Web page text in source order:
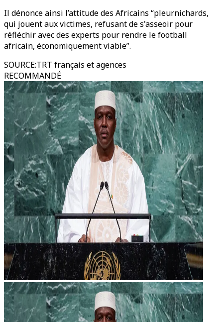
Il dénonce ainsi l’attitude des Africains “pleurnichards,
qui jouent aux victimes, refusant de s'asseoir pour
réfléchir avec des experts pour rendre le football
africain, économiquement viable”.
SOURCE:TRT français et agences
RECOMMANDÉ